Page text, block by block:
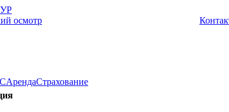
осмотр
АрендаСтрахование